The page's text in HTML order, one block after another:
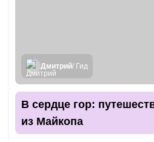
Дмитрий/ Гид
В сердце гор:
из Майкопа